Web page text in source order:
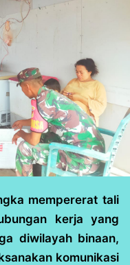
mempererat tali
kerja yang
diwilayah binaan,
komunikasi